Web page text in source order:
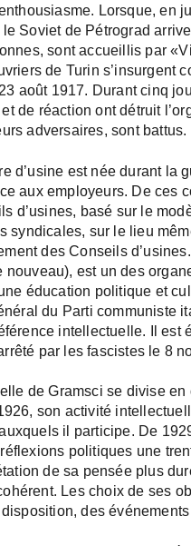
Lorsque, en
Soviet de Pétrograd
sont accueillis par
de Turin s’insurgent
août 1917. Durant cinq
de réaction ont détruit
adversaires, sont battus.
d’usine est née durant la
aux employeurs. De ces
d’usines, basé sur le
syndicales, sur le lieu
des Conseils
nouveau), est un des
éducation politique et
du Parti communiste
intellectuelle. Il est
par les fascistes le 8
de Gramsci se divise
son activité
il participe. De
politiques une
de sa pensée plus
Les choix de ses
des